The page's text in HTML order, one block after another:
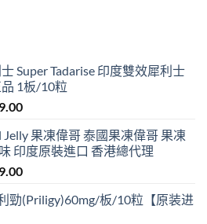
Super Tadarise 印度雙效犀利士
1板/10粒
Current
is:
$399.00.
Jelly 果凍偉哥 泰國果凍偉哥 果凍
印度原裝進口 香港總代理
Current
is:
勁(Priligy)60mg/板/10粒【原装进